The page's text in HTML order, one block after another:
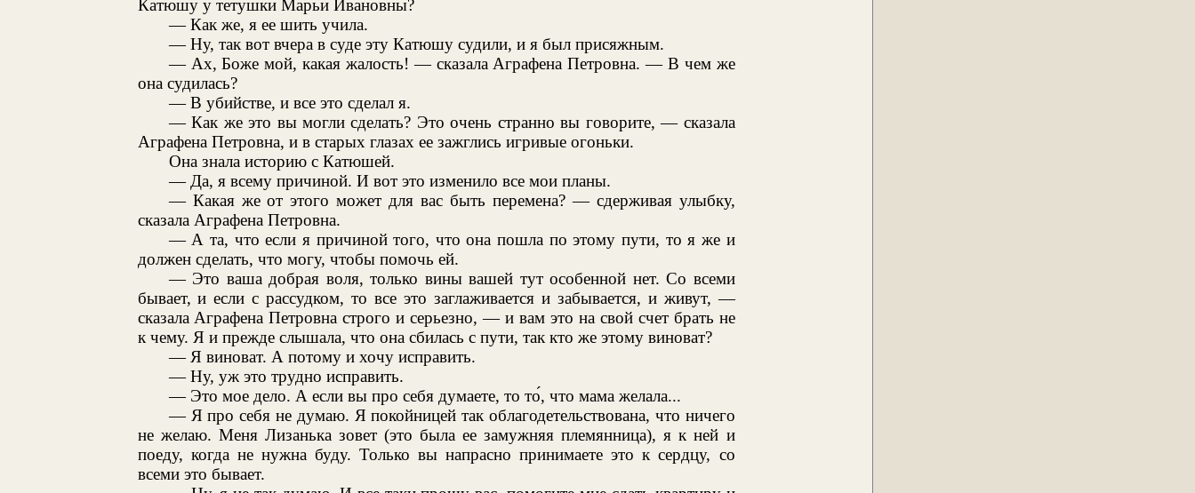
Катюшу у тетушки Марьи Ивановны?
— Как же, я ее шить учила.
— Ну, так вот вчера в суде эту Катюшу судили, и я был присяжным.
— Ах, Боже мой, какая жалость! — сказала Аграфена Петровна. — В чем же
она судилась?
— В убийстве, и все это сделал я.
— Как же это вы могли сделать? Это очень странно вы говорите, — сказала
Аграфена Петровна, и в старых глазах ее зажглись игривые огоньки.
Она знала историю с Катюшей.
— Да, я всему причиной. И вот это изменило все мои планы.
— Какая же от этого может для вас быть перемена? — сдерживая улыбку,
сказала Аграфена Петровна.
— А та, что если я причиной того, что она пошла по этому пути, то я же и
должен сделать, что могу, чтобы помочь ей.
— Это ваша добрая воля, только вины вашей тут особенной нет. Со всеми
бывает, и если с рассудком, то все это заглаживается и забывается, и живут, —
сказала Аграфена Петровна строго и серьезно, — и вам это на свой счет брать не
к чему. Я и прежде слышала, что она сбилась с пути, так кто же этому виноват?
— Я виноват. А потому и хочу исправить.
— Ну, уж это трудно исправить.
— Это мое дело. А если вы про себя думаете, то то́, что мама желала...
— Я про себя не думаю. Я покойницей так облагодетельствована, что ничего
не желаю. Меня Лизанька зовет (это была ее замужняя племянница), я к ней и
поеду, когда не нужна буду. Только вы напрасно принимаете это к сердцу, со
всеми это бывает.